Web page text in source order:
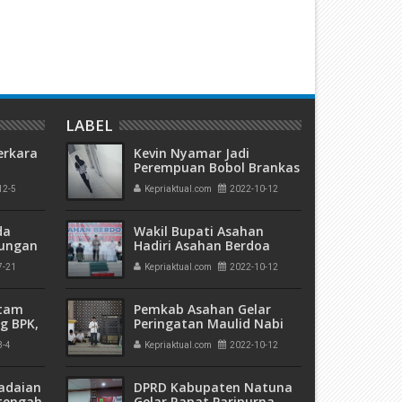
5
21
BPK,
4
LABEL
Kevin Nyamar Jadi
Perempuan Bobol Brankas
KFC Megamall
Kepriaktual.com 2022-10-12
Wakil Bupati Asahan
Hadiri Asahan Berdoa
Untuk Aremania dan
Sepakbola Indonesia
Kepriaktual.com 2022-10-12
Pemkab Asahan Gelar
Peringatan Maulid Nabi
Muhammad SAW 1444
H/2022 M
Kepriaktual.com 2022-10-12
DPRD Kabupaten Natuna